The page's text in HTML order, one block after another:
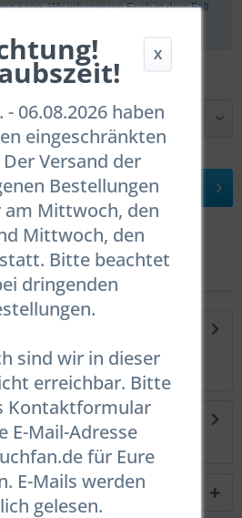
kann. Wir informieren Euch in dem Fall
In den Warenkorb
Schläuche 3/8"
Innengewinde Einige...
und diskutieren...
X
- 06.08.2026 haben
eingeschränkten
Der Versand der
Bestellungen
Mittwoch, den
Mittwoch, den
statt. Bitte beachtet
dringenden
sind wir in dieser
erreichbar. Bitte
Kontaktformular
E-Mail-Adresse
für Eure
E-Mails werden
gelesen.